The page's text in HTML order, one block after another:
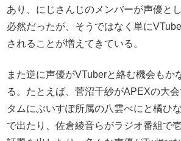
あり、にじさんじのメンバーが声優と
必然だったが、そうではなく単に
されることが増えてきている。
また逆に声優がVTuberと絡む機会もか
る。たとえば、菅沼千紗がAPEXの大
タムにぶいすぽ所属の八雲べにと橘ひ
で出たり、佐倉綾音らがラジオ番組で